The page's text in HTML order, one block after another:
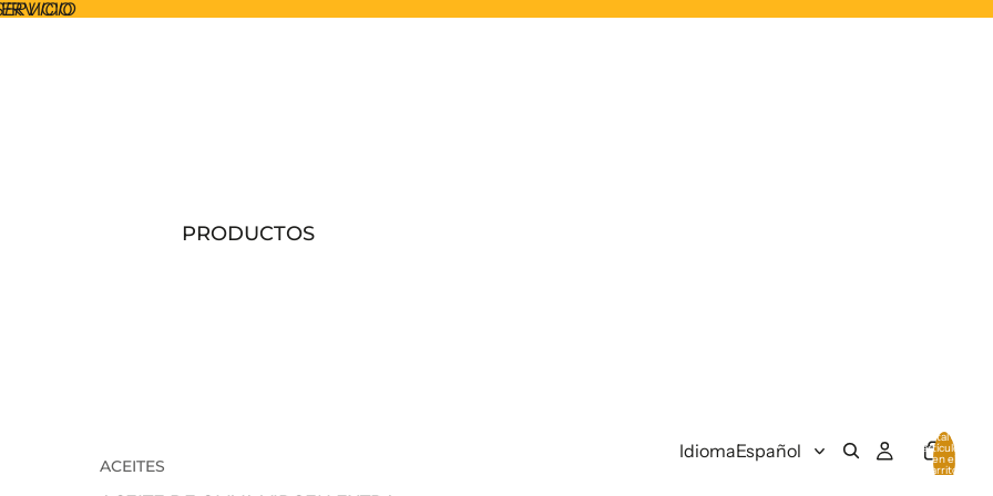
PRODUCTOS
ACEITES
Idioma
Total de
artículos
en el
carrito: